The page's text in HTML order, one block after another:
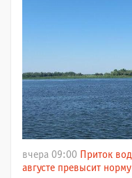
вчера 09:00 Приток
августе превысит